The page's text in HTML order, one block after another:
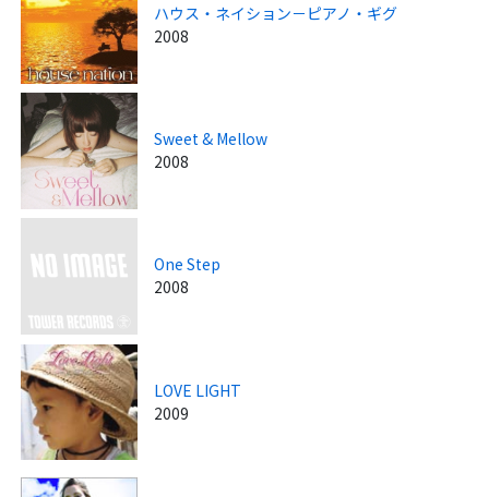
ハウス・ネイション－ピアノ・ギグ
2008
Sweet & Mellow
2008
One Step
2008
LOVE LIGHT
2009